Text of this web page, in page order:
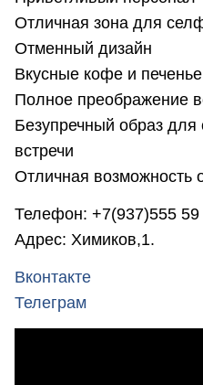
Отличная зона для
Отменный дизайн
Вкусные кофе и печенье
Полное преображение
Безупречный образ
встречи
Отличная возможность
Телефон: +7(937)555 59
Адрес: Химиков,1.
Вконтакте
Телеграм